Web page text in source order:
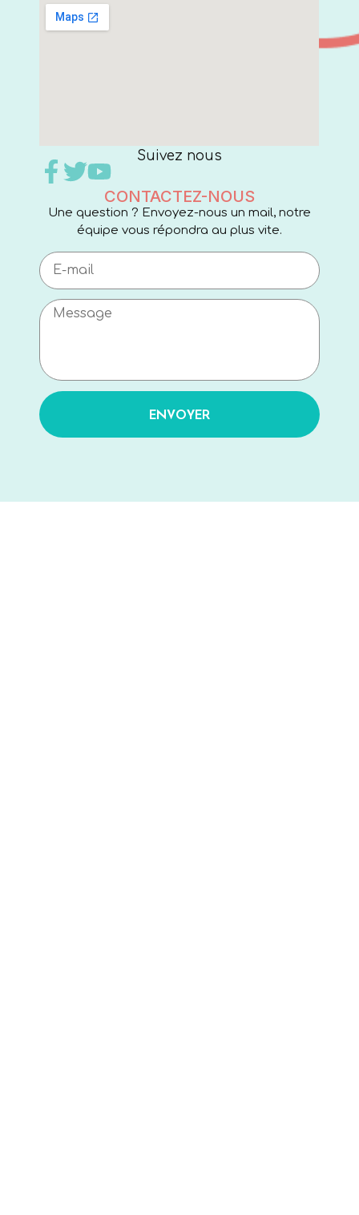
Suivez nous
CONTACTEZ-NOUS
Une question ? Envoyez-nous un mail, notre
équipe vous répondra au plus vite.
ENVOYER